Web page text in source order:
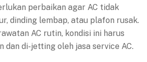
perbaikan agar AC tidak
dinding lembap, atau plafon rusak.
AC rutin, kondisi ini harus
dan di-jetting oleh jasa service AC.